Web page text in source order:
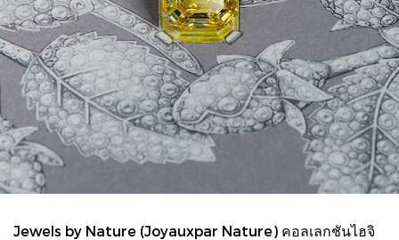
Jewels by Nature (Joyauxpar Nature) คอลเลกชันไฮจิ